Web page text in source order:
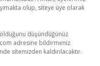
olup, siteye üye olarak
düşündüğünüz
adresine bildirmeniz
sitemizden kaldırılacaktır.